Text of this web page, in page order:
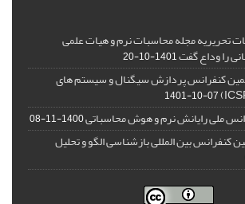
تحریریه مجله محاسبات نرم و هیات علمی
را وداع گفت1401-10-20
کنفرانس پردازش سیگنال و سیستم های
1401-10-07
ملی رایانش نرم و هوش محاسباتی1400-11-08
کنفرانس بین المللی بازشناسی الگو و تحلیل